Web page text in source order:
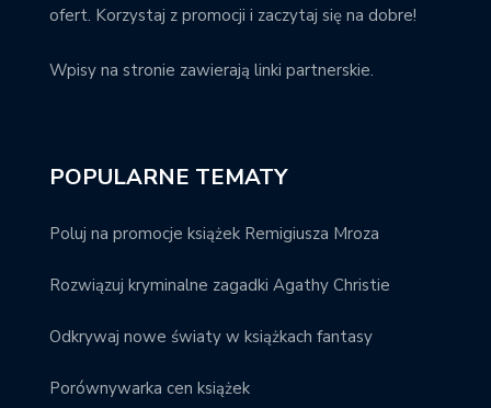
ofert. Korzystaj z promocji i zaczytaj się na dobre!
Wpisy na stronie zawierają linki partnerskie.
POPULARNE TEMATY
Poluj na promocje książek Remigiusza Mroza
Rozwiązuj kryminalne zagadki Agathy Christie
Odkrywaj nowe światy w książkach fantasy
Porównywarka cen książek